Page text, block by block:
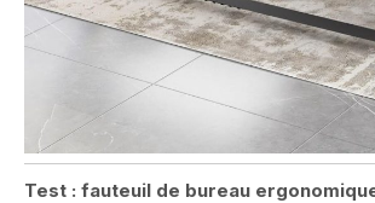
Test : fauteuil de bureau